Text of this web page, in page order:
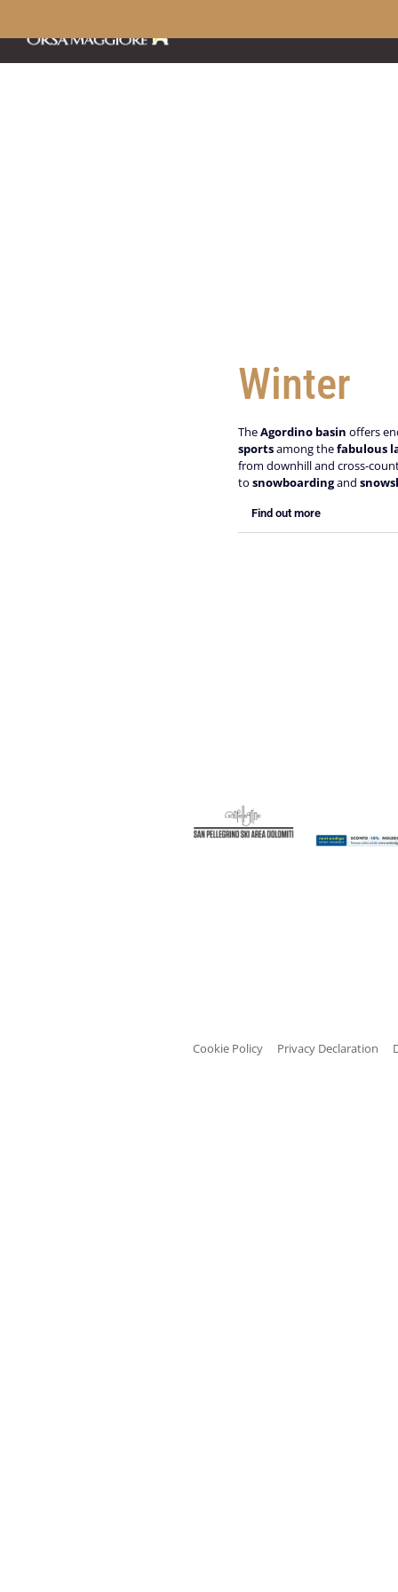
Winter
TheAgordino basin offers
sportsamong thefabulous
from downhill and cross-
to snowboardingand
Find out more
Cookie Policy Privacy Declaration